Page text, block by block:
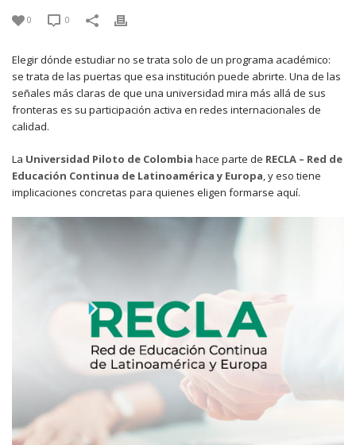
0 0
Elegir dónde estudiar no se trata solo de un programa académico:
se trata de las puertas que esa institución puede abrirte. Una de las
señales más claras de que una universidad mira más allá de sus
fronteras es su participación activa en redes internacionales de
calidad.
La Universidad Piloto de Colombia hace parte de RECLA – Red de
Educación Continua de Latinoamérica y Europa, y eso tiene
implicaciones concretas para quienes eligen formarse aquí.